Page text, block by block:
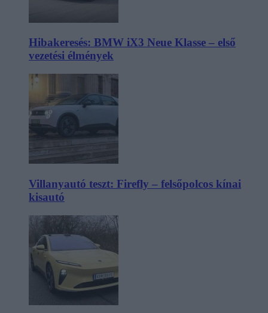
Hibakeresés: BMW iX3 Neue Klasse – első
vezetési élmények
Villanyautó teszt: Firefly – felsőpolcos kínai
kisautó